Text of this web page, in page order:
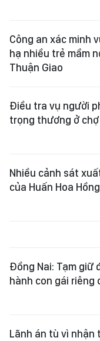
Công an xác minh
hạ nhiều trẻ mầm
Thuận Giao
Điều tra vụ người
trọng thương ở chợ
Nhiều cảnh sát
của Huấn Hoa Hồng
Đồng Nai: Tạm giữ
hành con gái riêng
Lãnh án tù vì nhận